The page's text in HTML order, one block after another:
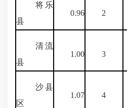
将乐
县
0.96 2
清流
县
1.00 3
沙县
区
1.07 4